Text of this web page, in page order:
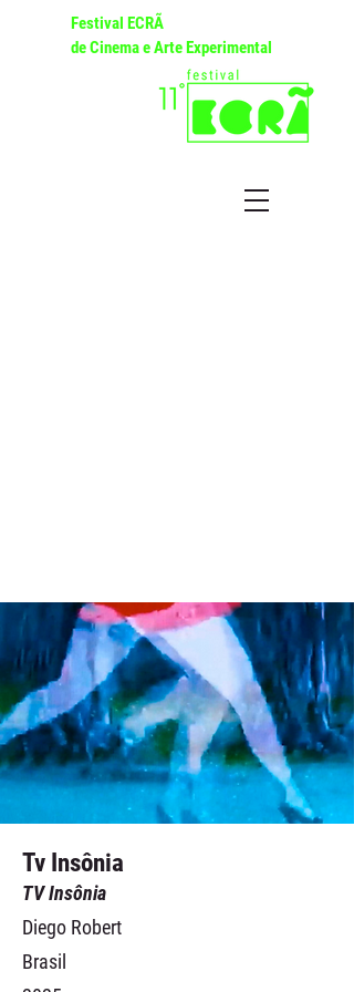
Festival ECRÃ
de Cinema e Arte Experimental
Tv Insônia
TV Insônia
Diego Robert
Brasil